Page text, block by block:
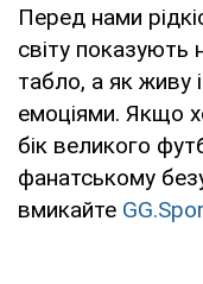
Перед нами
світу показують
табло, а як живу
емоціями. Якщо
бік великого
фанатському
вмикайте